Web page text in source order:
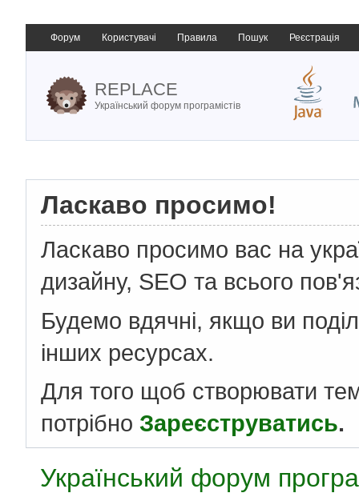
Форум Користувачі Правила Пошук Реєстрація
REPLACE
Український форум програмістів
Ласкаво просимо!
Ласкаво просимо вас на
дизайну, SEO та всього
Будемо вдячні, якщо ви
інших ресурсах.
Для того щоб створювати
потрібно Зареєструватись.
Український форум